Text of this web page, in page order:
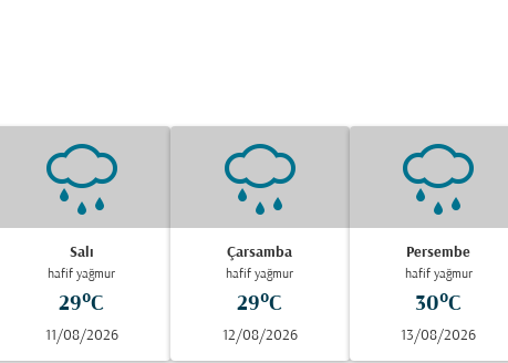
Salı
hafif yağmur
29°C
11/08/2026
Çarsamba
hafif yağmur
29°C
12/08/2026
Persembe
hafif yağmur
30°C
13/08/2026